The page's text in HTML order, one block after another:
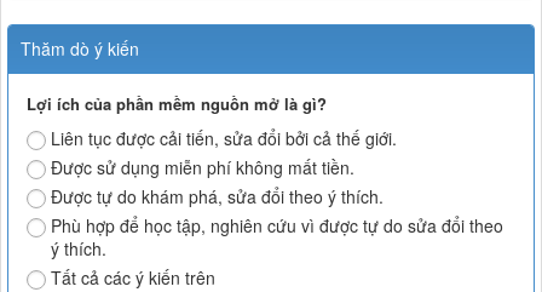
Thăm dò ý kiến
Lợi ích của phần mềm nguồn mở là gì?
Liên tục được cải tiến, sửa đổi bởi cả thế giới.
Được sử dụng miễn phí không mất tiền.
Được tự do khám phá, sửa đổi theo ý thích.
Phù hợp để học tập, nghiên cứu vì được tự do sửa đổi theo
ý thích.
Tất cả các ý kiến trên